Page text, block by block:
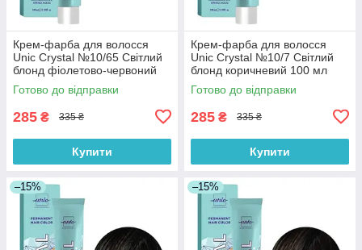
Крем-фарба для волосся
Unic Crystal №10/65 Світлий
блонд фіолетово-червоний
100 мл
Готово до відправки
285 ₴ 335 ₴
Купити
Крем-фарба для волосся
Unic Crystal №10/7 Світлий
блонд коричневий 100 мл
Готово до відправки
285 ₴ 335 ₴
Купити
–15% –15%